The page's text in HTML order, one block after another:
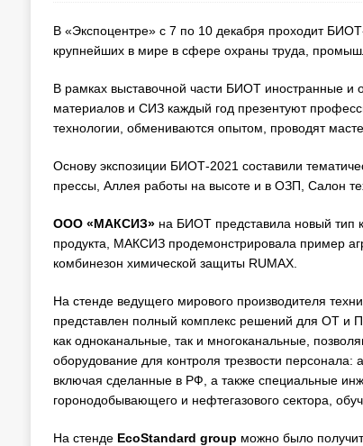
В «Экспоцентре» с 7 по 10 декабря проходит
крупнейших в мире в сфере охраны труда,
В рамках выставочной части БИОТ иностранные и
материалов и СИЗ каждый год презентуют
технологии, обмениваются опытом, проводят
Основу экспозиции БИОТ-2021 составили
прессы, Аллея работы на высоте и в ОЗП, Салон
ООО «МАКСИЗ»на БИОТ представила новый тип
продукта, МАКСИЗ продемонстрировала пример
комбинезон химической защиты RUMAX.
На стенде ведущего мирового производителя
представлен полный комплекс решений для ОТ и
как одноканальные, так и многоканальные,
оборудование для контроля трезвости
включая сделанные в РФ, а также специальные
горонодобывающего и нефтегазового сектора,
На стенде EcoStandard group можно было